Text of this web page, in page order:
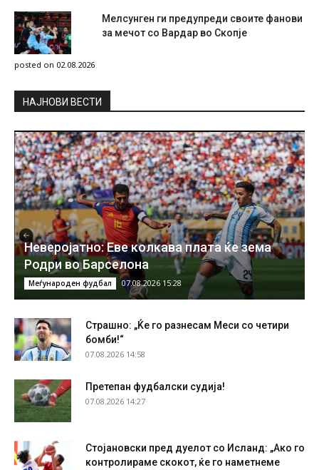
Мелсунген ги предупреди своите фанови
за мечот со Вардар во Скопје
posted on 02.08.2026
НAЈНОВИ ВЕСТИ
Неверојатно: Еве колкава плата ќе зема
Родри во Барселона
Меѓународен фудбал 07.08.2026 15:28
Страшно: „Ќе го разнесам Меси со четири
бомби!“
07.08.2026 14:58
Претепан фудбалски судија!
07.08.2026 14:27
Стојановски пред дуелот со Исланд: „Ако го
контролираме скокот, ќе го наметнеме